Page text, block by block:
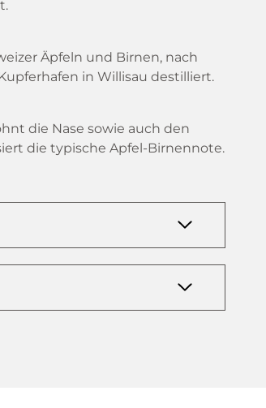
Äpfeln und Birnen, nach
in Willisau destilliert.
die Nase sowie auch den
die typische Apfel-Birnennote.